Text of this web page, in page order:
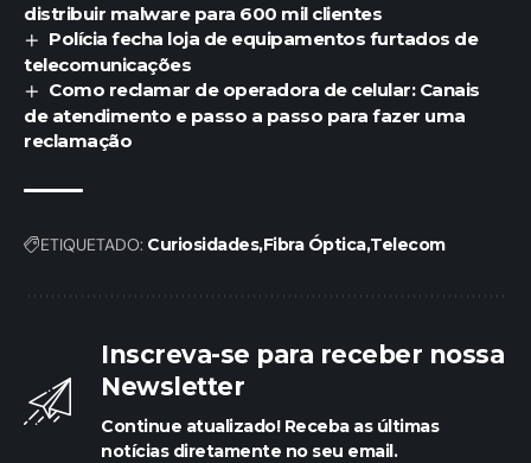
distribuir malware para 600 mil clientes
Polícia fecha loja de equipamentos furtados de
telecomunicações
Como reclamar de operadora de celular: Canais
de atendimento e passo a passo para fazer uma
reclamação
ETIQUETADO: CuriosidadesFibra ÓpticaTelecom
Inscreva-se para receber nossa
Newsletter
Continue atualizado! Receba as últimas
notícias diretamente no seu email.